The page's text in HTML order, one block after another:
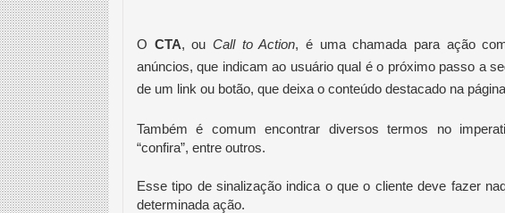
O CTA, ou Call to Action, é uma chamada para ação
anúncios, que indicam ao usuário qual é o próximo passo a
de um link ou botão, que deixa o conteúdo destacado na
Também é comum encontrar diversos termos no
“confira”, entre outros.
Esse tipo de sinalização indica o que o cliente deve fazer
determinada ação.